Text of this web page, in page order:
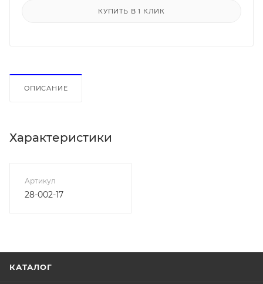
КУПИТЬ В 1 КЛИК
ОПИСАНИЕ
Характеристики
Артикул
28-002-17
КАТАЛОГ